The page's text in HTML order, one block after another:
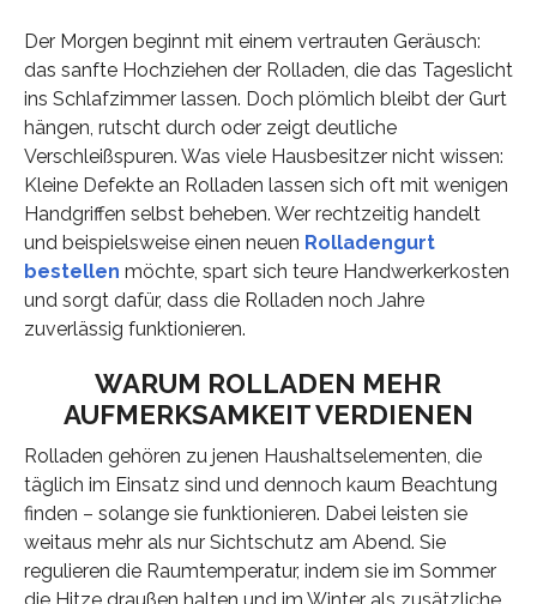
Der Morgen beginnt mit einem vertrauten Geräusch:
das sanfte Hochziehen der Rolladen, die das Tageslicht
ins Schlafzimmer lassen. Doch plömlich bleibt der Gurt
hängen, rutscht durch oder zeigt deutliche
Verschleißspuren. Was viele Hausbesitzer nicht wissen:
Kleine Defekte an Rolladen lassen sich oft mit wenigen
Handgriffen selbst beheben. Wer rechtzeitig handelt
und beispielsweise einen neuen Rolladengurt
bestellen möchte, spart sich teure Handwerkerkosten
und sorgt dafür, dass die Rolladen noch Jahre
zuverlässig funktionieren.
WARUM ROLLADEN MEHR
AUFMERKSAMKEIT VERDIENEN
Rolladen gehören zu jenen Haushaltselementen, die
täglich im Einsatz sind und dennoch kaum Beachtung
finden – solange sie funktionieren. Dabei leisten sie
weitaus mehr als nur Sichtschutz am Abend. Sie
regulieren die Raumtemperatur, indem sie im Sommer
die Hitze draußen halten und im Winter als zusätzliche